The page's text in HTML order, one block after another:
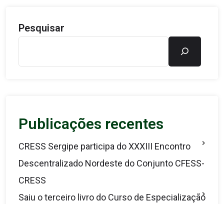
Pesquisar
Publicações recentes
CRESS Sergipe participa do XXXIII Encontro
Descentralizado Nordeste do Conjunto CFESS-
CRESS
Saiu o terceiro livro do Curso de Especialização